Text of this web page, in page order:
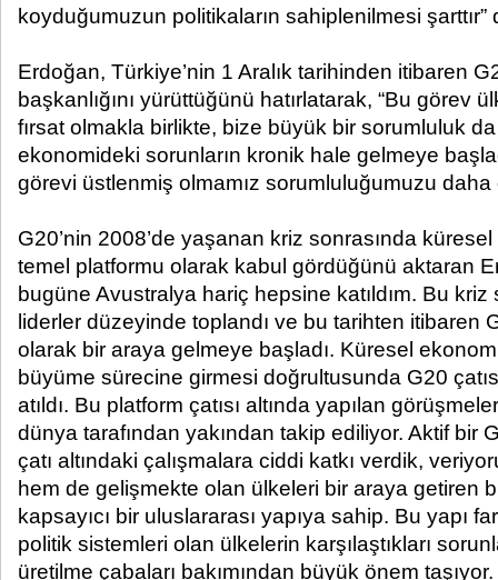
koyduğumuzun politikaların sahiplenilmesi şarttır”
Erdoğan, Türkiye’nin 1 Aralık tarihinden itibaren
başkanlığını yürüttüğünü hatırlatarak, “Bu görev
fırsat olmakla birlikte, bize büyük bir sorumluluk
ekonomideki sorunların kronik hale gelmeye
görevi üstlenmiş olmamız sorumluluğumuzu daha
G20’nin 2008’de yaşanan kriz sonrasında
temel platformu olarak kabul gördüğünü aktaran
bugüne Avustralya hariç hepsine katıldım. Bu
liderler düzeyinde toplandı ve bu tarihten itibaren
olarak bir araya gelmeye başladı. Küresel
büyüme sürecine girmesi doğrultusunda G20
atıldı. Bu platform çatısı altında yapılan
dünya tarafından yakından takip ediliyor. Aktif bir
çatı altındaki çalışmalara ciddi katkı verdik,
hem de gelişmekte olan ülkeleri bir araya getiren
kapsayıcı bir uluslararası yapıya sahip. Bu yapı
politik sistemleri olan ülkelerin karşılaştıkları
üretilme çabaları bakımından büyük önem